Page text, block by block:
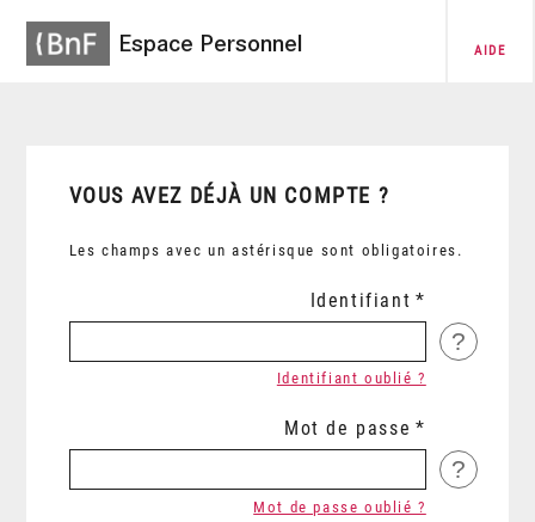
Espace Personnel AIDE
VOUS AVEZ DÉJÀ UN COMPTE ?
Les champs avec un astérisque sont obligatoires.
Identifiant
?
Identifiant oublié ?
Mot de passe
?
Mot de passe oublié ?